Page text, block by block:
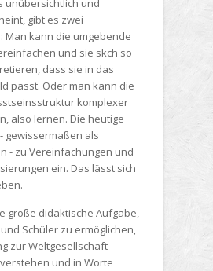
gibt es zwei
Man kann die umgebende
und sie skch so
dass sie in das
passt. Oder man kann die
komplexer
also lernen. Die heutige
gewissermaßen als
- zu Vereinfachungen und
ein. Das lässt sich
große didaktische Aufgabe,
Schüler zu ermöglichen,
zur Weltgesellschaft
und in Worte